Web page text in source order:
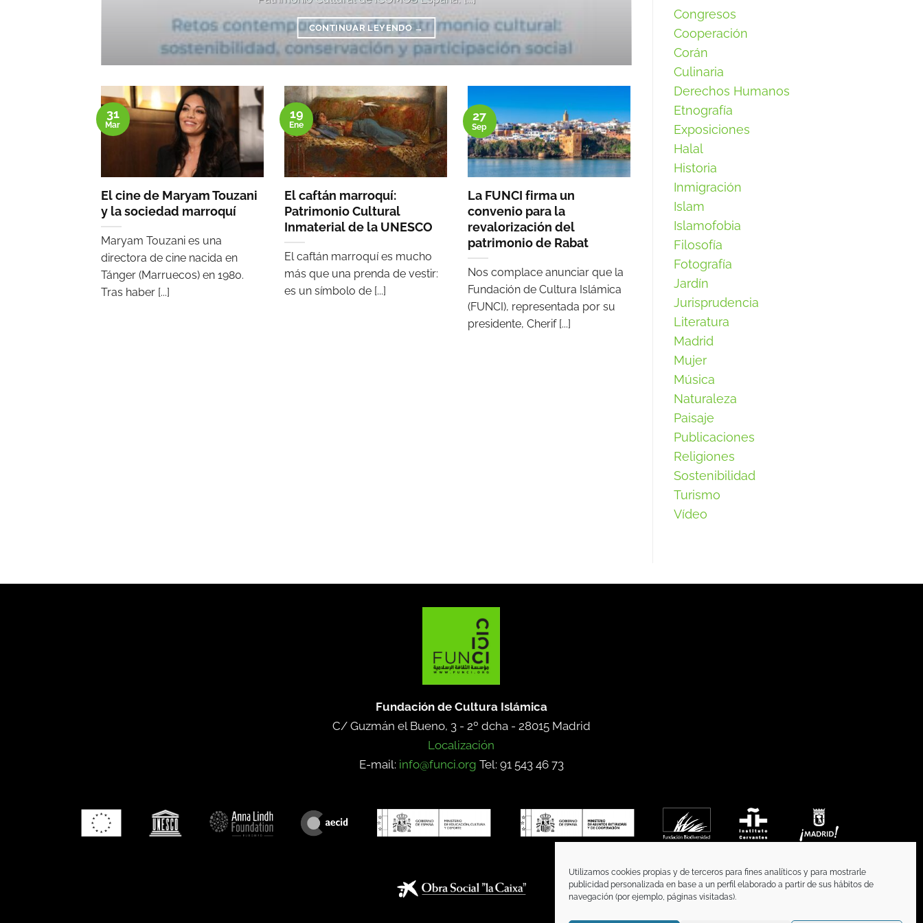
Utilizamos cookies propias y de terceros para fines analíticos y para mostrarle
publicidad personalizada en base a un perfil elaborado a partir de sus hábitos de
navegación (por ejemplo, páginas visitadas).
CONTINUAR LEYENDO →
El cine de Maryam Touzani
y la sociedad marroquí
Maryam Touzani es una
directora de cine nacida en
Tánger (Marruecos) en 1980.
Tras haber [...]
31
Mar
El caftán marroquí:
Patrimonio Cultural
Inmaterial de la UNESCO
El caftán marroquí es mucho
más que una prenda de vestir:
es un símbolo de [...]
19
Ene
La FUNCI firma un
convenio para la
revalorización del
patrimonio de Rabat
Nos complace anunciar que la
Fundación de Cultura Islámica
(FUNCI), representada por su
presidente, Cherif [...]
27
Sep
Congresos
Cooperación
Corán
Culinaria
Derechos Humanos
Etnografía
Exposiciones
Halal
Historia
Inmigración
Islam
Islamofobia
Filosofía
Fotografía
Jardín
Jurisprudencia
Literatura
Madrid
Mujer
Música
Naturaleza
Paisaje
Publicaciones
Religiones
Sostenibilidad
Turismo
Vídeo
Fundación de Cultura Islámica
C/ Guzmán el Bueno, 3 - 2º dcha - 28015 Madrid
Localización
E-mail: info@funci.org Tel: 91 543 46 73